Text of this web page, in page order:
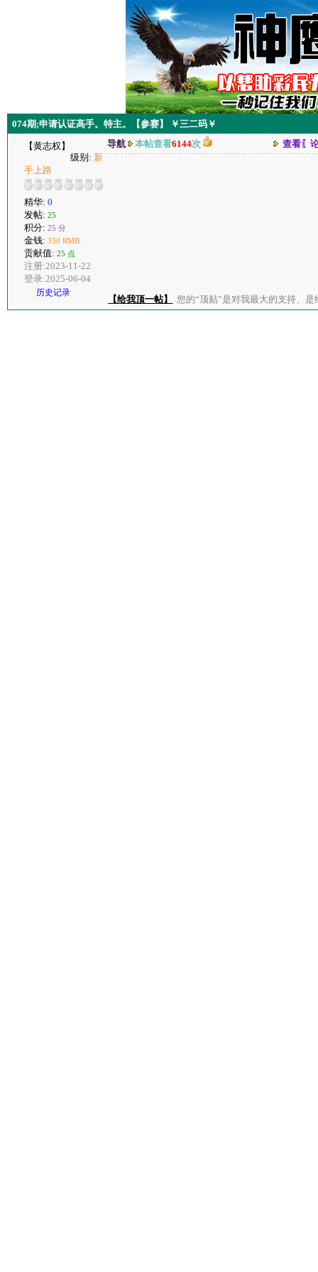
074期;申请认证高手。特主。【参赛】 ￥三二码￥
【黄志权】
级别: 新
手上路
精华: 0
发帖: 25
积分: 25 分
金钱: 330 RMB
贡献值: 25 点
注册:2023-11-22
登录:2025-06-04
历史记录
导航 本帖查看6144次 查看〖
【给我顶一帖】 您的“顶贴”是对我最大的支持、